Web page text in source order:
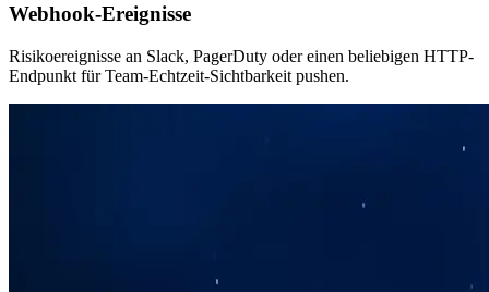
Webhook-Ereignisse
Risikoereignisse an Slack, PagerDuty oder einen beliebigen HTTP-
Endpunkt für Team-Echtzeit-Sichtbarkeit pushen.